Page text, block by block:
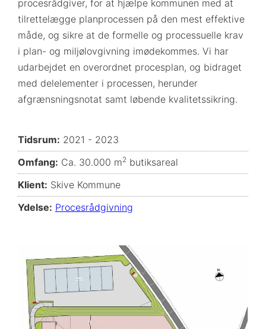
procesrådgiver, for at hjælpe kommunen med at
tilrettelægge planprocessen på den mest effektive
måde, og sikre at de formelle og processuelle krav
i plan- og miljølovgivning imødekommes. Vi har
udarbejdet en overordnet procesplan, og bidraget
med delelementer i processen, herunder
afgrænsningsnotat samt løbende kvalitetssikring.
Tidsrum: 2021 - 2023
Omfang: Ca. 30.000 m2 butiksareal
Klient: Skive Kommune
Ydelse: Procesrådgivning